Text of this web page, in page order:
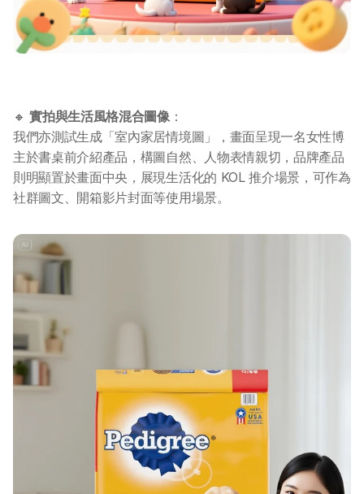
🔸 實拍與生活風格混合圖像：
我們亦測試生成「室內家居情境圖」，畫面呈現一名女性博
主於書桌前介紹產品，構圖自然、人物表情親切，品牌產品
則明顯置於畫面中央，展現生活化的 KOL 推介場景，可作為
社群圖文、開箱影片封面等使用場景。